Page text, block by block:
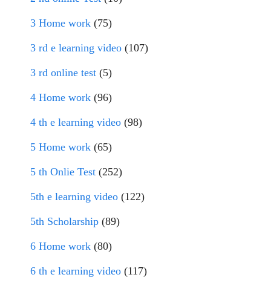
3 Home work (75)
3 rd e learning video (107)
3 rd online test (5)
4 Home work (96)
4 th e learning video (98)
5 Home work (65)
5 th Onlie Test (252)
5th e learning video (122)
5th Scholarship (89)
6 Home work (80)
6 th e learning video (117)